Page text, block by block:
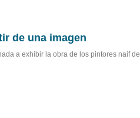
de una imagen
a exhibir la obra de los pintores naif del